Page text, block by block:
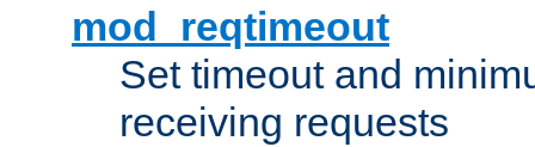
mod_reqtimeout
Set timeout and
receiving requests